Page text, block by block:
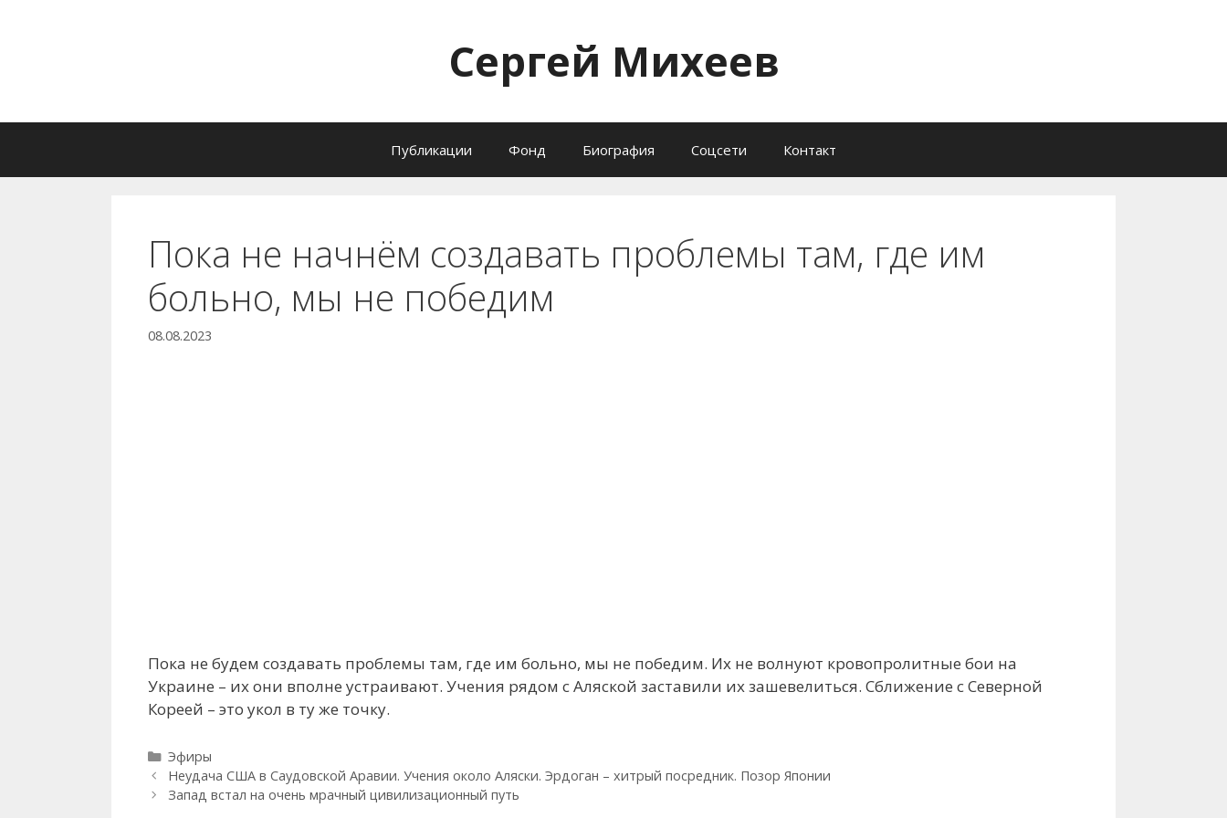
Сергей Михеев
Публикации Фонд Биография Соцсети Контакт
Пока не начнём создавать проблемы там, где им
больно, мы не победим
08.08.2023
Пока не будем создавать проблемы там, где им больно, мы не победим. Их не волнуют кровопролитные бои на
Украине – их они вполне устраивают. Учения рядом с Аляской заставили их зашевелиться. Сближение с Северной
Кореей – это укол в ту же точку.
Рубрики
Эфиры
Неудача США в Саудовской Аравии. Учения около Аляски. Эрдоган – хитрый посредник. Позор Японии
Запад встал на очень мрачный цивилизационный путь